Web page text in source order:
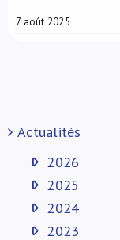
7 août 2025
Actualités
2026
2025
2024
2023